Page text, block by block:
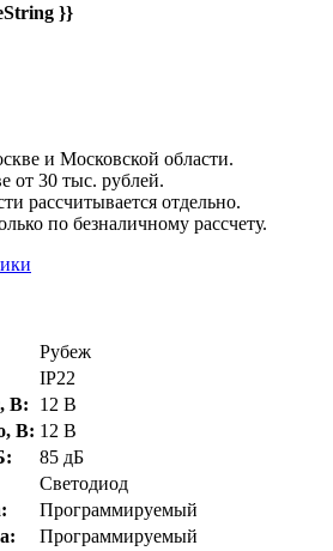
}}
и Московской области.
от 30 тыс. рублей.
рассчитывается отдельно.
по безналичному рассчету.
Рубеж
IP22
В:
12 В
В: 12 В
85 дБ
Светодиод
Программируемый
Программируемый